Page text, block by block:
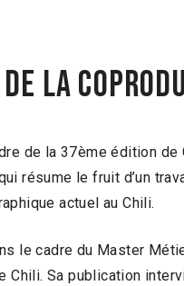
LA
de la 37ème édition
résume le fruit d’un
actuel au Chili.
le cadre du Master
Chili. Sa publication